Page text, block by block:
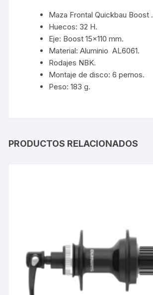
Maza Frontal Quickbau Boost .
Huecos: 32 H.
Eje: Boost 15×110 mm.
Material: Aluminio AL6061.
Rodajes NBK.
Montaje de disco: 6 pernos.
Peso: 183 g.
PRODUCTOS RELACIONADOS